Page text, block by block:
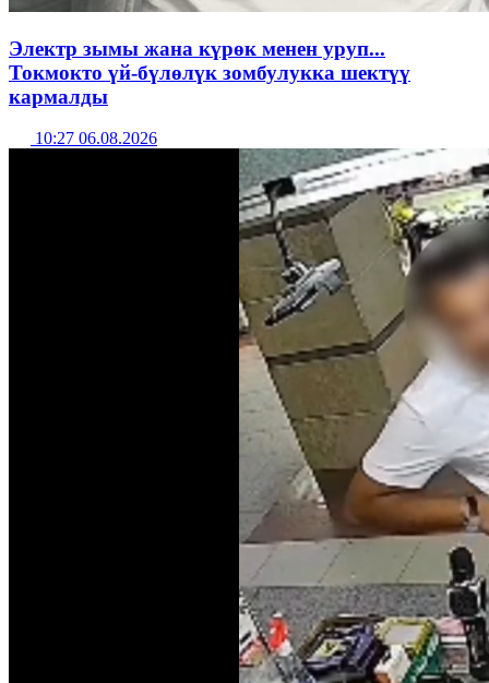
Электр зымы жана күрөк менен уруп...
Токмокто үй-бүлөлүк зомбулукка шектүү
кармалды
10:27 06.08.2026